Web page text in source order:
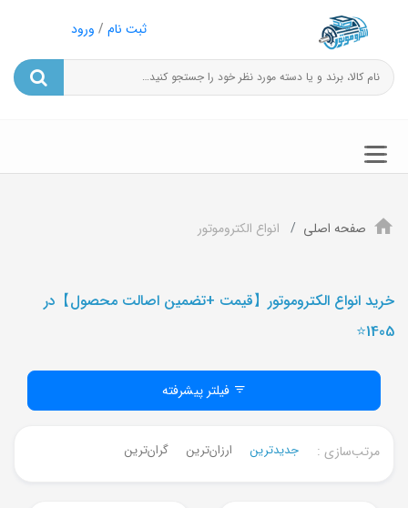
ثبت نام / ورود
صفحه اصلی انواع الکتروموتور
خرید انواع الکتروموتور【قیمت +تضمین اصالت محصول】در
1405⭐️
مرتب‌سازی : جدیدترین ارزان‌ترین گران‌ترین